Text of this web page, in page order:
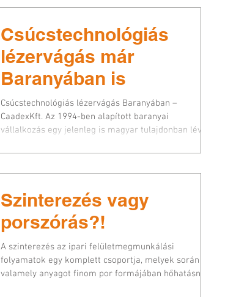
Csúcstechnológiás
lézervágás már
Baranyában is
Csúcstechnológiás lézervágás Baranyában –
CaadexKft. Az 1994-ben alapított baranyai
vállalkozás egy jelenleg is magyar tulajdonban lévő...
Szinterezés vagy
porszórás?!
A szinterezés az ipari felületmegmunkálási
folyamatok egy komplett csoportja, melyek során
valamely anyagot finom por formájában hőhatásnak